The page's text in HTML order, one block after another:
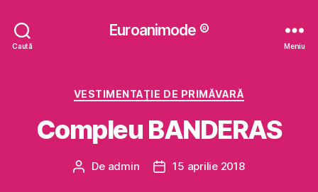
Caută
Euroanimode ®
Meniu
Categorii
VESTIMENTAŢIE DE PRIMĂVARĂ
Compleu BANDERAS
Autor
De admin
Dată15 aprilie 2018